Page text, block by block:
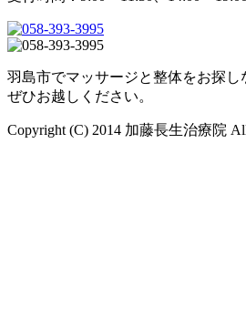
羽島市でマッサージと整体をお探
ぜひお越しください。
Copyright (C) 2014 加藤長生治療院